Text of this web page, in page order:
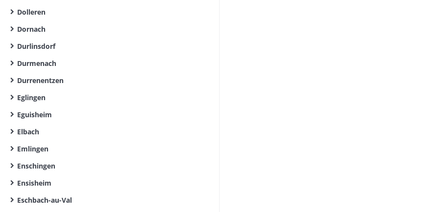
Dolleren
Dornach
Durlinsdorf
Durmenach
Durrenentzen
Eglingen
Eguisheim
Elbach
Emlingen
Enschingen
Ensisheim
Eschbach-au-Val